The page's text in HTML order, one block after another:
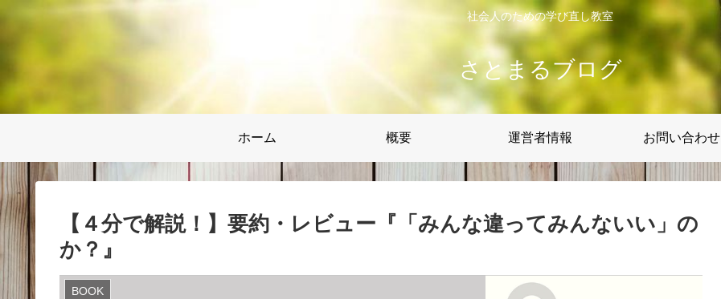
社会人のための学び直し教室
さとまるブログ
ホーム 概要 運営者情報 お問い合わせ
【４分で解説！】要約・レビュー『「みんな違ってみんないい」の
か？』
BOOK